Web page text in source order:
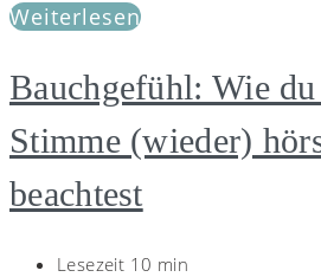
Weiterlesen
Bauchgefühl: Wie
Stimme (wieder)
beachtest
Lesezeit 10 min